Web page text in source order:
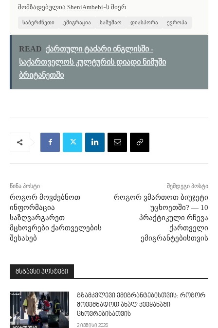
მომზადებულია SheniAmbebi-ს მიერ
საბერძნეთი ემიგრაცია სამუშაო დიასპორა ევროპა
READ ქართული ტაძარი ინგლისში -
საქართველოს კულტურის დიადი ნიმუში
ბრიტანეთში
წინა პოსტი
როგორ მოვძებნოთ
ინფორმაცია
საზღვარგარეთ
მცხოვრები ქართველების
შესახებ
შემდეგი პოსტი
როგორ ვმართოთ ბიუჯეტი
უცხოეთში? — 10
პრაქტიკული რჩევა
ქართველი
ემიგრანტებისთვის
მსგავსი პოსტები
გზამკვლევი ემიგრანტებისთვის: როგორ
მოვემზადოთ ახალ ქვეყანაში
ცხოვრებისათვის
2 ივნისი 2026